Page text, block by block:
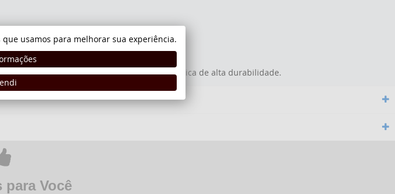
pelo acabamento e pintura eletroestática de alta durabilidade.
para Você
que usamos para melhorar sua experiência.